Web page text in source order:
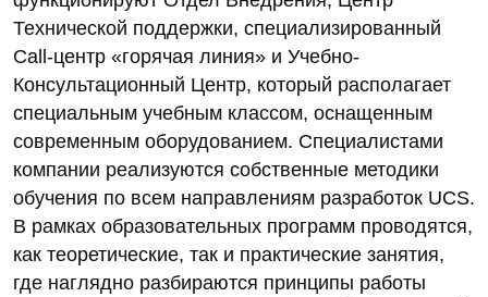
Технической поддержки, специализированный
Call-центр «горячая линия» и Учебно-
Консультационный Центр, который располагает
специальным учебным классом, оснащенным
современным оборудованием. Специалистами
компании реализуются собственные методики
обучения по всем направлениям разработок UCS.
В рамках образовательных программ проводятся,
как теоретические, так и практические занятия,
где наглядно разбираются принципы работы